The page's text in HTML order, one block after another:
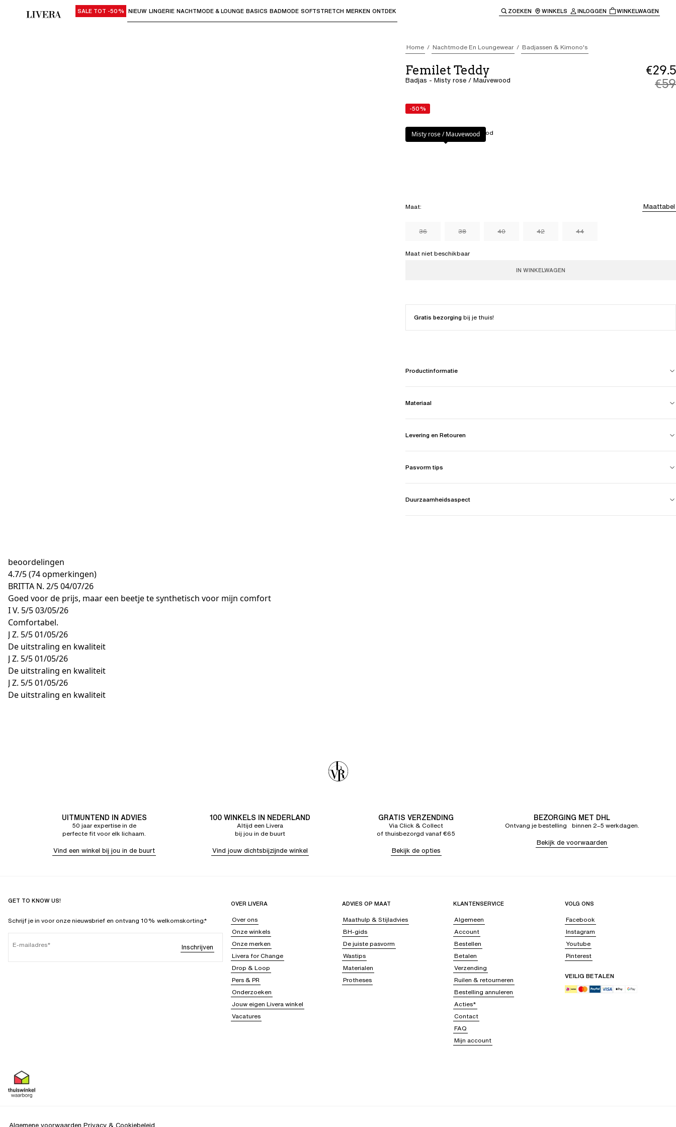
Gebruik "Pijl omlaag" of "Enter" om submenu's te openen en "Pijl omhoog" of "Escape" om terug te keren naar de hoofdnavigatie.
SALE TOT -50% NIEUW LINGERIE NACHTMODE & LOUNGE BASICS BADMODE SOFTSTRETCH MERKEN ONTDEK ZOEKEN WINKELS INLOGGEN WINKELWAGEN
Home Nachtmode En Loungewear Badjassen & Kimono's
Femilet Teddy
Badjas - Misty rose / Mauvewood
€29.5
€59
-50%
Kleur:Misty rose / Mauvewood
Misty rose / Mauvewood
Maat: Maattabel
36 38 40 42 44
Maat niet beschikbaar
IN WINKELWAGEN
Gratis bezorgingbij je thuis!
Productinformatie
Materiaal
Levering en Retouren
Pasvorm tips
Duurzaamheidsaspect
beoordelingen
4.7/5(74 opmerkingen)
BRITTA N. 2/504/07/26
Goed voor de prijs, maar een beetje te synthetisch voor mijn comfort
I V. 5/503/05/26
Comfortabel.
J Z. 5/501/05/26
De uitstraling en kwaliteit
J Z. 5/501/05/26
De uitstraling en kwaliteit
J Z. 5/501/05/26
De uitstraling en kwaliteit
UITMUNTEND IN ADVIES
50 jaar expertise in de
perfecte fit voor elk lichaam.
Vind een winkel bij jou in de buurt
100 WINKELS IN NEDERLAND
Altijd een Livera
bij jou in de buurt
Vind jouw dichtsbijzijnde winkel
GRATIS VERZENDING
Via Click & Collect
of thuisbezorgd vanaf €65
Bekijk de opties
BEZORGING MET DHL
Ontvang je bestelling binnen 2–5 werkdagen.
Bekijk de voorwaarden
GET TO KNOW US!
Schrijf je in voor onze nieuwsbrief en ontvang 10% welkomskorting.*
E-mailadres Inschrijven
OVER LIVERA
Over ons
Onze winkels
Onze merken
Livera for Change
Drop & Loop
Pers & PR
Onderzoeken
Jouw eigen Livera winkel
Vacatures
ADVIES OP MAAT
Maathulp & Stijladvies
BH-gids
De juiste pasvorm
Wastips
Materialen
Protheses
KLANTENSERVICE
Algemeen
Account
Bestellen
Betalen
Verzending
Ruilen & retourneren
Bestelling annuleren
Acties*
Contact
FAQ
Mijn account
VOLG ONS
Facebook
Instagram
Youtube
Pinterest
VEILIG BETALEN